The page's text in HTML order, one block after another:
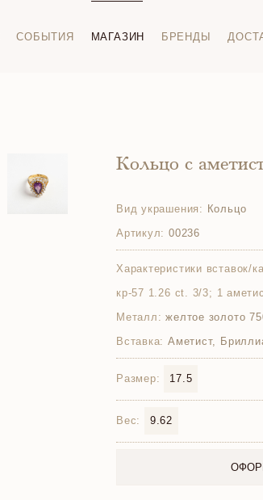
СОБЫТИЯ МАГАЗИН БРЕНДЫ
Кольцо с
Вид украшения: Кольцо
Артикул: 00236
Характеристики вставок/
кр-57 1.26 ct. 3/3; 1
Металл: желтое золото
Вставка: Аметист,
Размер: 17.5
Вес: 9.62